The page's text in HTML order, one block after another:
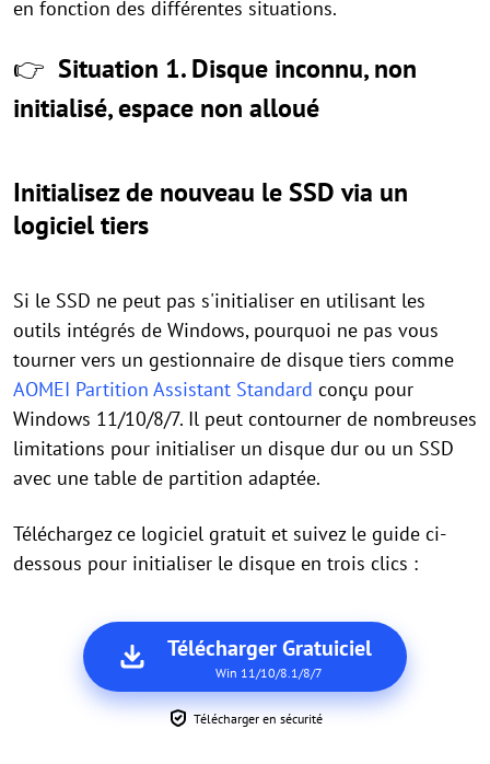
en fonction des différentes situations.
👉 Situation 1. Disque inconnu, non
initialisé, espace non alloué
Initialisez de nouveau le SSD via un
logiciel tiers
Si le SSD ne peut pas s'initialiser en utilisant les
outils intégrés de Windows, pourquoi ne pas vous
tourner vers un gestionnaire de disque tiers comme
AOMEI Partition Assistant Standard conçu pour
Windows 11/10/8/7. Il peut contourner de nombreuses
limitations pour initialiser un disque dur ou un SSD
avec une table de partition adaptée.
Téléchargez ce logiciel gratuit et suivez le guide ci-
dessous pour initialiser le disque en trois clics :
Télécharger Gratuiciel
Win 11/10/8.1/8/7
Télécharger en sécurité